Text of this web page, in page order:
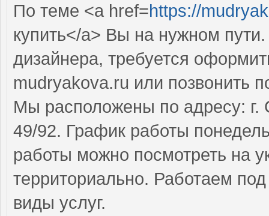
По теме <a href=https://
купить</a> Вы на нужном
дизайнера, требуется
mudryakova.ru или позвонить
Мы расположены по адресу: г.
49/92. График работы
работы можно посмотреть на
территориально. Работаем
виды услуг.